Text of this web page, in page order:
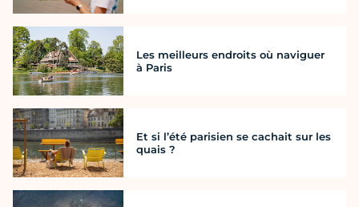
Les meilleurs endroits où naviguer
à Paris
Et si l’été parisien se cachait sur les
quais ?